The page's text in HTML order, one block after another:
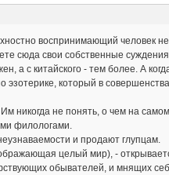
воспринимающий человек не
сюда свои собственные
а с китайского - тем более. А
эзотерике, который в
никогда не понять, о чем на
филологами.
и продают глупцам.
целый мир), -
обывателей, и мнящих